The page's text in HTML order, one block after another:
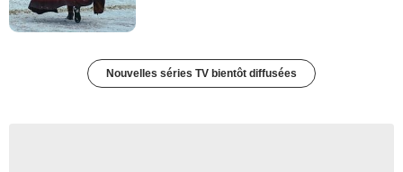
Nouvelles séries TV bientôt diffusées